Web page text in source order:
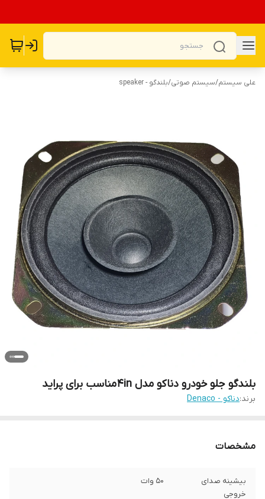
علی سیستم/سیستم صوتی/بلندگو - speaker
بلندگو جلو خودرو دناکو مدل 4in مناسب برای پراید
برند:دناکو - Denaco
مشخصات
بیشینه صدای
خروجی
50 وات